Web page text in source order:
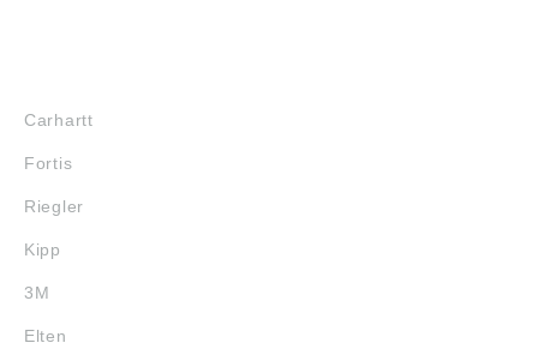
Carhartt
Fortis
Riegler
Kipp
3M
Elten